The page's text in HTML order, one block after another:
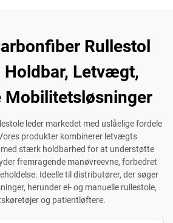
Rullestol
Holdbar, Letvægt,
Mobilitetsløsninger
leder markedet med uslåelige fordele
produkter kombinerer letvægts
stærk holdbarhed for at understøtte
fremragende manøvreevne, forbedret
Ideelle til distributører, der søger
herunder el- og manuelle rullestole,
og patientløftere.